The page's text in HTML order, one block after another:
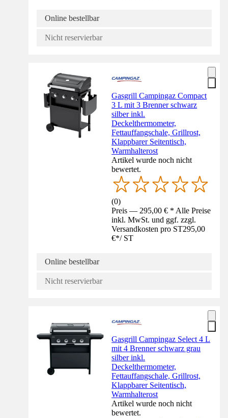
Online bestellbar
Nicht reservierbar
Gasgrill Campingaz Compact
3 L mit 3 Brenner schwarz
silber inkl.
Deckelthermometer,
Fettauffangschale, Grillrost,
Klappbarer Seitentisch,
Warmhalterost
Artikel wurde noch nicht
bewertet.
(0)
Preis — 295,00 € * Alle Preise
inkl. MwSt. und ggf. zzgl.
Versandkosten pro ST295,00
€*/ ST
Online bestellbar
Nicht reservierbar
Gasgrill Campingaz Select 4 L
mit 4 Brenner schwarz grau
silber inkl.
Deckelthermometer,
Fettauffangschale, Grillrost,
Klappbarer Seitentisch,
Warmhalterost
Artikel wurde noch nicht
bewertet.